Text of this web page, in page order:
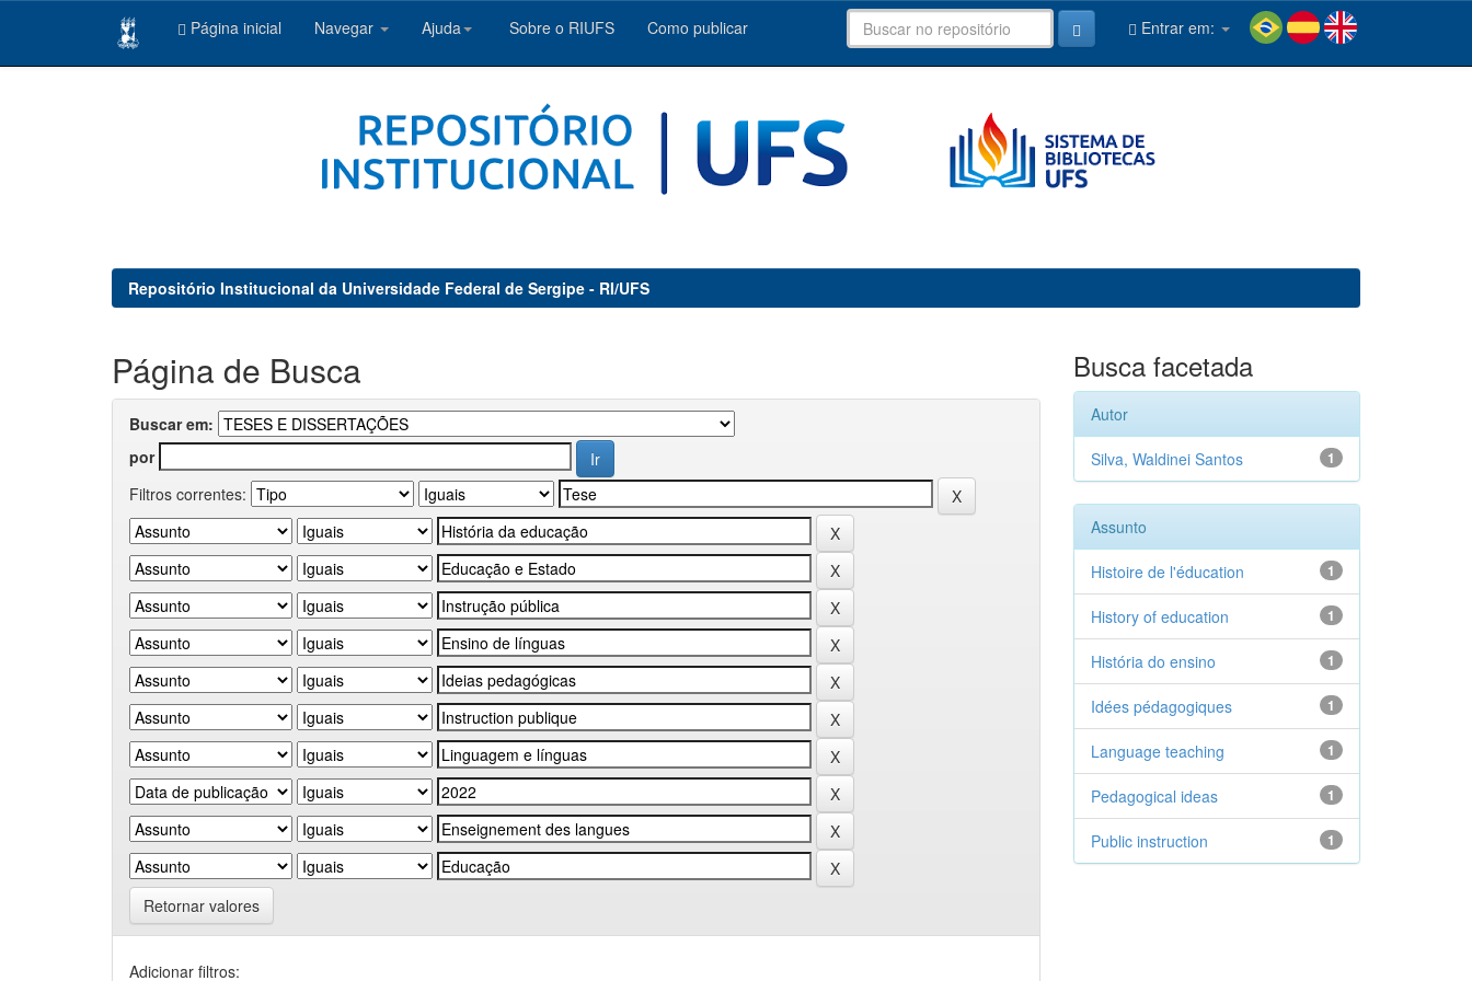
Página inicial Navegar Ajuda Sobre o RIUFS Como publicar Entrar em:
Repositório Institucional da Universidade Federal de Sergipe - RI/UFS
Página de Busca
Buscar em:
por
Filtros correntes:
Retornar valores
Adicionar filtros:
Busca facetada
Autor
1
Silva, Waldinei Santos
Assunto
1
Histoire de l'éducation
1
History of education
1
História do ensino
1
Idées pédagogiques
1
Language teaching
1
Pedagogical ideas
1
Public instruction